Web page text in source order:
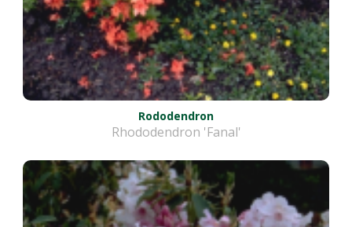
Rododendron
Rhododendron 'Fanal'